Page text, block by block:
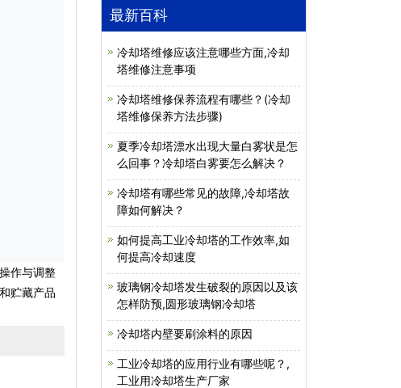
作与调整
贮藏产品
最新百科
冷却塔维修应该注意哪些方面,冷却
塔维修注意事项
冷却塔维修保养流程有哪些？(冷却
塔维修保养方法步骤)
夏季冷却塔漂水出现大量白雾状是怎
么回事？冷却塔白雾要怎么解决？
冷却塔有哪些常见的故障,冷却塔故
障如何解决？
如何提高工业冷却塔的工作效率,如
何提高冷却速度
玻璃钢冷却塔发生破裂的原因以及该
怎样防预,圆形玻璃钢冷却塔
冷却塔内壁要刷涂料的原因
工业冷却塔的应用行业有哪些呢？,
工业用冷却塔生产厂家